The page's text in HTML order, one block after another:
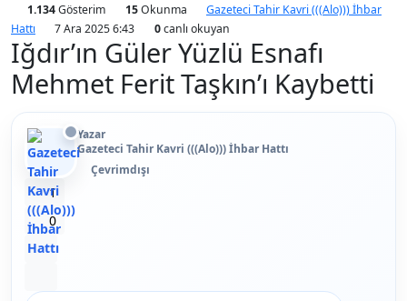
1.134Gösterim 15Okunma
Gazeteci Tahir Kavri (((Alo))) İhbar
Hattı
7 Ara 2025 6:43 0canlı okuyan
Iğdır’ın Güler Yüzlü Esnafı
Mehmet Ferit Taşkın’ı Kaybetti
Yazar
Gazeteci Tahir Kavri (((Alo))) İhbar Hattı
Çevrimdışı
Beğen
1
Beğenmeme
0
Yer İmi